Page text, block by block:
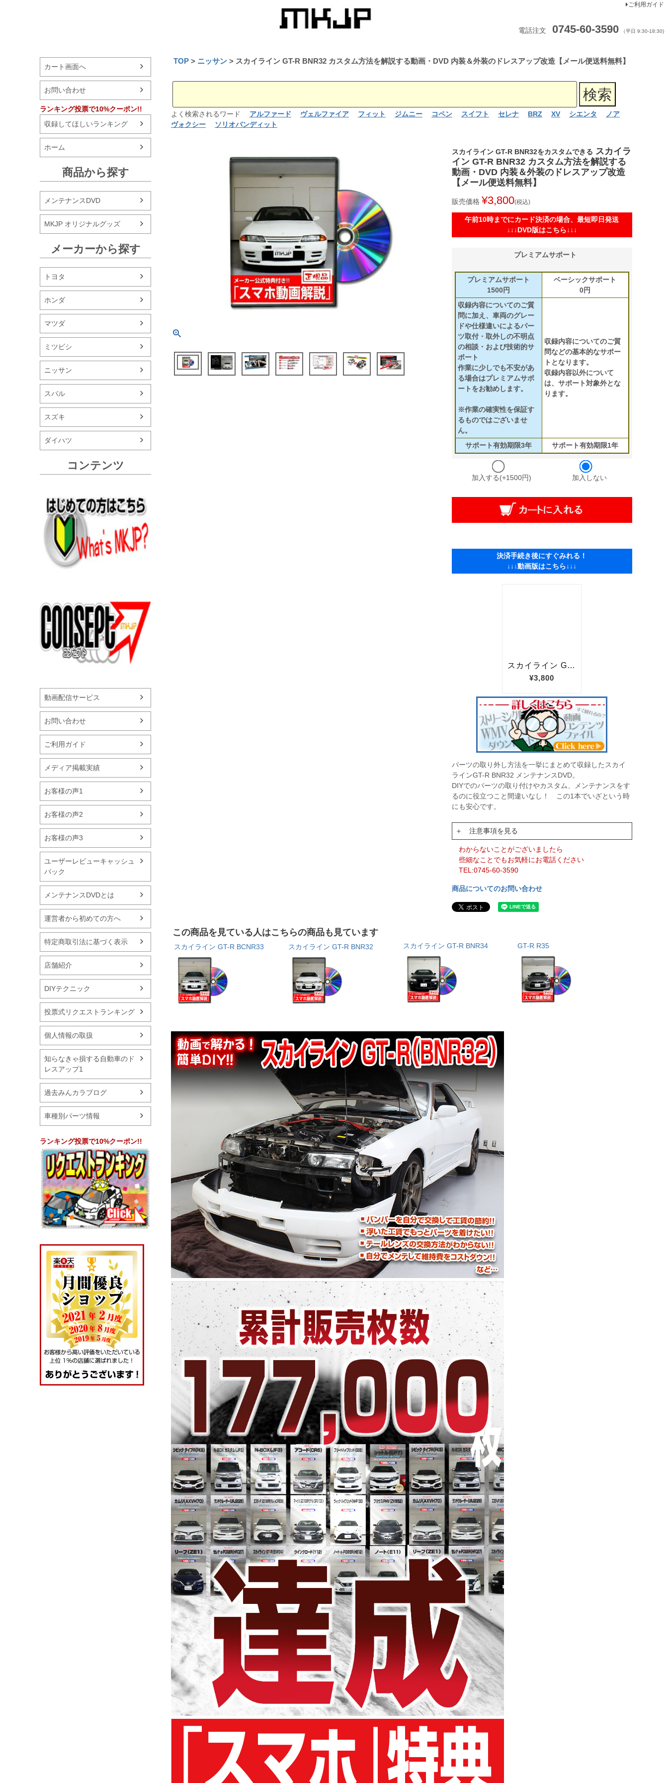
ご利用ガイド
電話注文 0745-60-3590 （平日 9:30-18:30)
カート画面へ
お問い合わせ
ランキング投票で10%クーポン!!
収録してほしいランキング
ホーム
商品から探す
メンテナンスDVD
MKJP オリジナルグッズ
メーカーから探す
トヨタ
ホンダ
マツダ
ミツビシ
ニッサン
スバル
スズキ
ダイハツ
コンテンツ
動画配信サービス
お問い合わせ
ご利用ガイド
メディア掲載実績
お客様の声1
お客様の声2
お客様の声3
ユーザーレビューキャッシュ
バック
メンテナンスDVDとは
運営者から初めての方へ
特定商取引法に基づく表示
店舗紹介
DIYテクニック
投票式リクエストランキング
個人情報の取扱
知らなきゃ損する自動車のド
レスアップ1
過去みんカラブログ
車種別パーツ情報
ランキング投票で10%クーポン!!
TOP ニッサン スカイライン GT-R BNR32 カスタム方法を解説する動画・DVD 内装＆外装のドレスアップ改造【メール便送料無料】
よく検索されるワード アルファード ヴェルファイア フィット ジムニー コペン スイフト セレナ BRZ XV シエンタ
ノア
ヴォクシー
ソリオバンディット
スカイライン GT-R BNR32をカスタムできる スカイラ
イン GT-R BNR32 カスタム方法を解説する
動画・DVD 内装＆外装のドレスアップ改造
【メール便送料無料】
販売価格 ¥3,800 税込
午前10時までにカード決済の場合、最短即日発送
↓↓↓DVD版はこちら↓↓↓
プレミアムサポート
プレミアムサポート
1500円
ベーシックサポート
0円
収録内容についてのご質
問に加え、車両のグレー
ドや仕様違いによるパー
ツ取付・取外しの不明点
の相談・および技術的サ
ポート
作業に少しでも不安があ
る場合はプレミアムサポ
ートをお勧めします。
※作業の確実性を保証す
るものではございませ
ん。
収録内容についてのご質
問などの基本的なサポー
トとなります。
収録内容以外について
は、サポート対象外とな
ります。
サポート有効期限3年 サポート有効期限1年
加入する(+1500円) 加入しない
決済手続き後にすぐみれる！
↓↓↓動画版はこちら↓↓↓
パーツの取り外し方法を一挙にまとめて収録したスカイ
ラインGT-R BNR32 メンテナンスDVD。
DIYでのパーツの取り付けやカスタム、メンテナンスをす
るのに役立つこと間違いなし！ この1本でいざという時
にも安心です。
＋ 注意事項を見る
わからないことがございましたら
些細なことでもお気軽にお電話ください
TEL:0745-60-3590
商品についてのお問い合わせ
この商品を見ている人はこちらの商品も見ています
スカイライン GT-R BCNR33 スカイライン GT-R BNR32 スカイライン GT-R BNR34 GT-R R35